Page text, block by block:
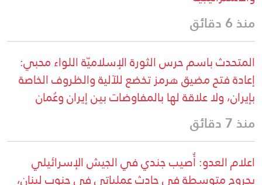
منذ 6 دقائق
المتحدث باسم حرس الثورة الإسلاميّة اللواء محبي:
إعادة فتح مضيق هرمز تخضع للآلية والظروف الخاصة
بإيران، ولا علاقة لها بالمفاوضات بين إيران وعُمان
منذ 7 دقائق
اعلام العدو: أُصيب جندي في الجيش الإسرائيلي
بجروح متوسطة في حادث عملياتي في جنوب لبنان،